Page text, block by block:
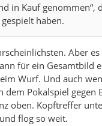
in Kauf
haben.
Aber
für ein Gesamtbild
Wurf. Und auch
dem Pokalspiel
oben. Kopftreffer
flog so weit.